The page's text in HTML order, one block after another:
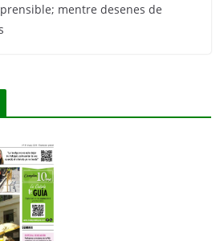
mentre desenes de